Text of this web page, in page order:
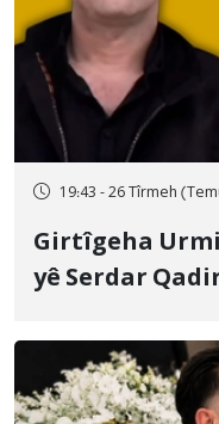
19:43 - 26 Tîrmeh
Girtîgeha
yê Serdar